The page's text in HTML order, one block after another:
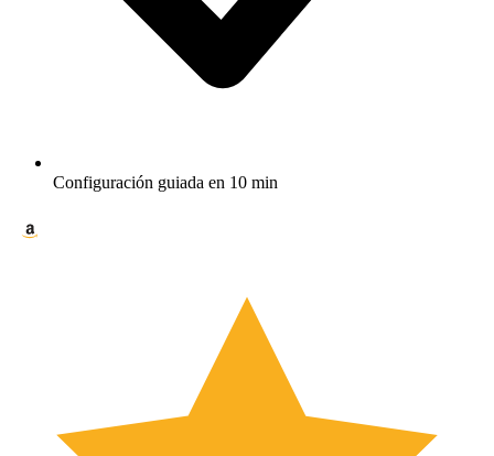
Configuración guiada en 10 min